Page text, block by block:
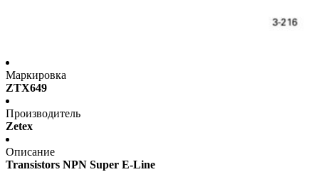
Маркировка
ZTX649
Производитель
Zetex
Описание
Transistors NPN Super E-Line